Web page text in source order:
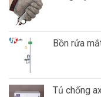
là:
Bồn rửa
Tủ chống